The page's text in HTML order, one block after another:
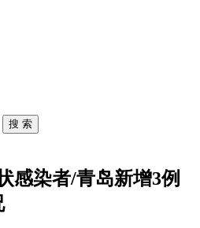
搜 索
感染者/青岛新增3例